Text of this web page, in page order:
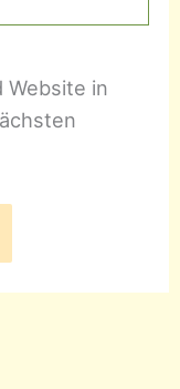
Website in